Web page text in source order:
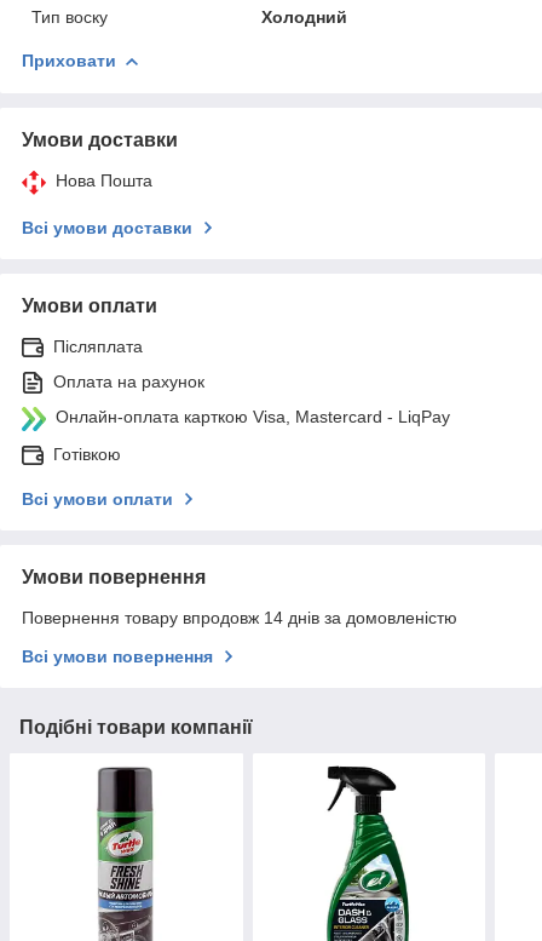
Тип воску
Холодний
Приховати
Умови доставки
Нова Пошта
Всі умови доставки
Умови оплати
Післяплата
Оплата на рахунок
Онлайн-оплата карткою Visa, Mastercard - LiqPay
Готівкою
Всі умови оплати
Умови повернення
Повернення товару впродовж 14 днів за домовленістю
Всі умови повернення
Подібні товари компанії